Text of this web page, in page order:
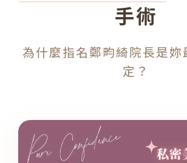
手術
為什麼指名鄭畇綺院長是妳
定？